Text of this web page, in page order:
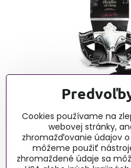
Erotické
0915 732 190, Po-Pia 9:00-
obchod@lussy.sk
Cookies používame na
webovej stránky,
zhromažďovanie údajov
môžeme použiť
zhromaždené údaje sa